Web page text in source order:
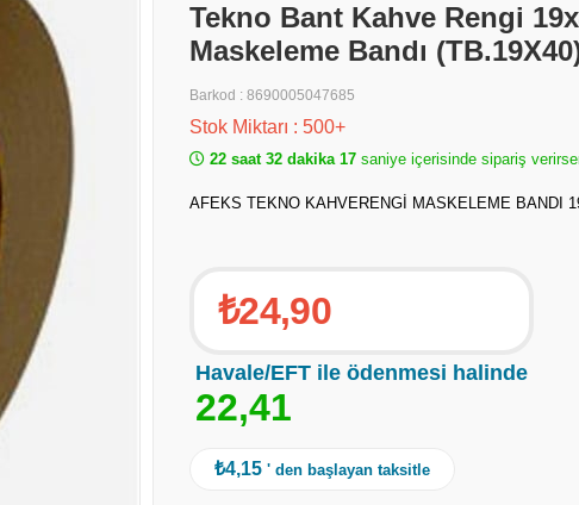
Tekno Bant Kahve Rengi
Maskeleme Bandı
Barkod : 8690005047685
Stok Miktarı : 500+
22 saat 32 dakika 17 saniye içerisinde sipariş
AFEKS TEKNO KAHVERENGİ MASKELEME BANDI
₺24,90
Havale/EFT ile ödenmesi halinde
22,41
₺4,15 ' den başlayan taksitle